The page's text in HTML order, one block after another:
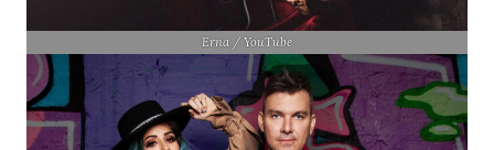
Erna / YouTube